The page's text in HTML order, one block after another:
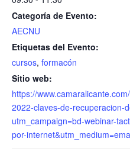
Categoría de Evento:
AECNU
Etiquetas del Evento:
cursos, formacón
Sitio web:
https://
2022-claves-de-recuperacion-
utm_campaign=bd-webinar-
por-